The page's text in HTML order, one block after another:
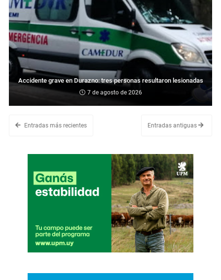
Accidente grave en Durazno: tres personas resultaron lesionadas
7 de agosto de 2026
Entradas más recientes Entradas antiguas